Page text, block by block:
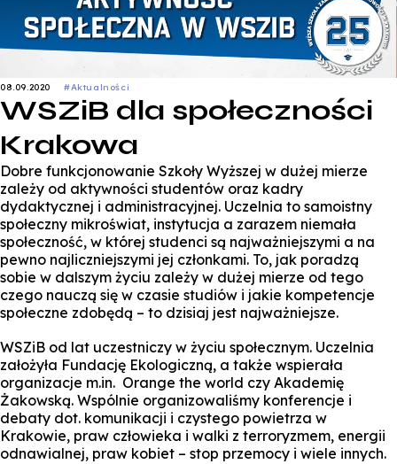
08.09.2020 #Aktualności
WSZiB dla społeczności
Krakowa
Dobre funkcjonowanie Szkoły Wyższej w dużej mierze
zależy od aktywności studentów oraz kadry
dydaktycznej i administracyjnej. Uczelnia to samoistny
społeczny mikroświat, instytucja a zarazem niemała
społeczność, w której studenci są najważniejszymi a na
pewno najliczniejszymi jej członkami. To, jak poradzą
sobie w dalszym życiu zależy w dużej mierze od tego
czego nauczą się w czasie studiów i jakie kompetencje
społeczne zdobędą – to dzisiaj jest najważniejsze.
WSZiB od lat uczestniczy w życiu społecznym. Uczelnia
założyła Fundację Ekologiczną, a także wspierała
organizacje m.in. Orange the world czy Akademię
Żakowską. Wspólnie organizowaliśmy konferencje i
debaty dot. komunikacji i czystego powietrza w
Krakowie, praw człowieka i walki z terroryzmem, energii
odnawialnej, praw kobiet – stop przemocy i wiele innych.